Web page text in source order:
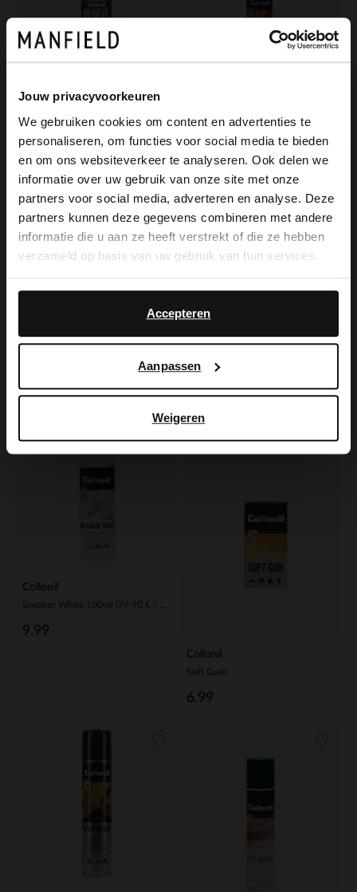
Jouw privacyvoorkeuren
We gebruiken cookies om content en advertenties te
personaliseren, om functies voor social media te bieden
en om ons websiteverkeer te analyseren. Ook delen we
informatie over uw gebruik van onze site met onze
partners voor social media, adverteren en analyse. Deze
partners kunnen deze gegevens combineren met andere
informatie die u aan ze heeft verstrekt of die ze hebben
verzameld op basis van uw gebruik van hun services.
Accepteren
Aanpassen
Weigeren
Collonil
Collonil Carbon Pure 100ml
12.99 8.99
Collonil
Lack Mousse 200ml (49,95 € / 1L)
11.99
Collonil
Collonil Wax 300 ml (49,96 € / 1L)
15.99
Collonil
9.99
Collonil
Soft Gum
6.99
×
View this website in English?
It looks like your language isn't Dutch. Would
you like to switch to English?
English